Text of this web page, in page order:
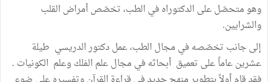
وهو متحصّل على الدكتوراه في الطب، تخصّص أمراض القلب
والشرايين.
إلى جانب تخصّصه في مجال الطب، عمل دكتور الدريسي طيلة
عشرين عاماً على تعميق أبحاثه في مجال علم الفلك وعلم الكونيات .